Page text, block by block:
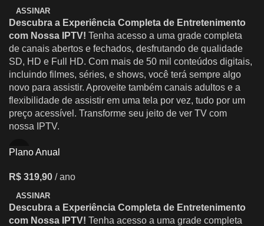
ASSINAR
Descubra a Experiência Completa de Entretenimento
com Nossa IPTV! Tenha acesso a uma grade completa
de canais abertos e fechados, desfrutando de qualidade
SD, HD e Full HD. Com mais de 50 mil conteúdos digitais,
incluindo filmes, séries, e shows, você terá sempre algo
novo para assistir. Aproveite também canais adultos e a
flexibilidade de assistir em uma tela por vez, tudo por um
preço acessível. Transforme seu jeito de ver TV com
nossa IPTV.
Plano Anual
R$ 319,90 / ano
ASSINAR
Descubra a Experiência Completa de Entretenimento
com Nossa IPTV! Tenha acesso a uma grade completa